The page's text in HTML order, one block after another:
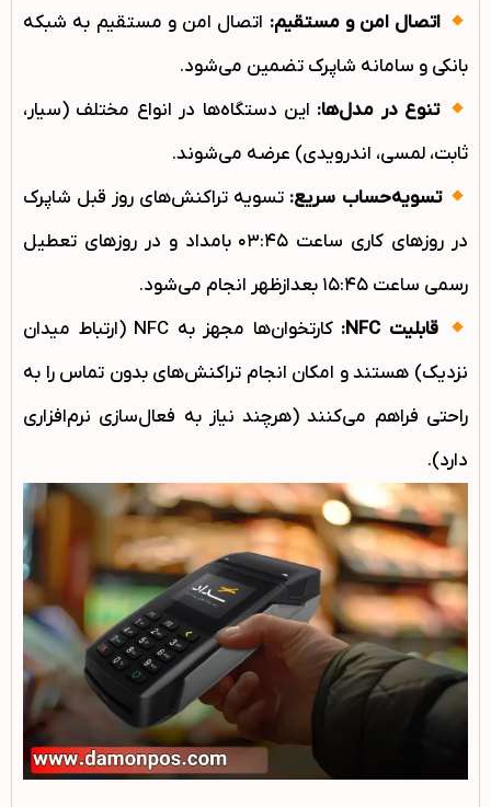
اتصال امن و مستقیم: اتصال امن و مستقیم به شبکه
بانکی و سامانه شاپرک تضمین می‌شود.
تنوع در مدل‌ها: این دستگاه‌ها در انواع مختلف (سیار،
ثابت، لمسی، اندرویدی) عرضه می‌شوند.
تسویه‌حساب سریع: تسویه تراکنش‌های روز قبل شاپرک
در روزهای کاری ساعت ۰۳:۴۵ بامداد و در روزهای تعطیل
رسمی ساعت ۱۵:۴۵ بعدازظهر انجام می‌شود.
قابلیت NFC:
کارتخوان‌ها مجهز به NFC (ارتباط میدان
نزدیک) هستند و امکان انجام تراکنش‌های بدون تماس را به
راحتی فراهم می‌کنند (هرچند نیاز به فعال‌سازی نرم‌افزاری
دارد).